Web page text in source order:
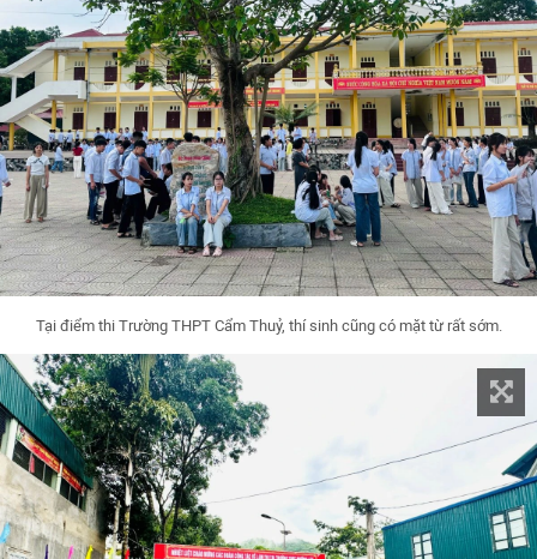
Tại điểm thi Trường THPT Cẩm Thuỷ, thí sinh cũng có mặt từ rất sớm.